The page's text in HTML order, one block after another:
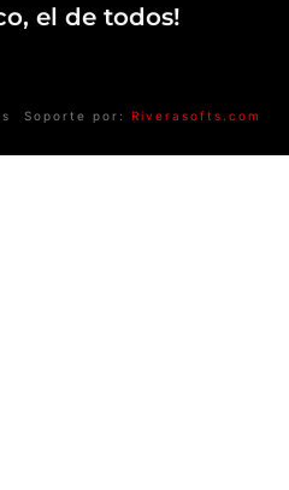
el de todos!
Soporte por: Riverasofts.com